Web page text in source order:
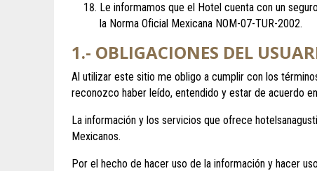
Le informamos que el Hotel cuenta con un
la Norma Oficial Mexicana NOM-07-TUR-2002.
1.- OBLIGACIONES DEL
Al utilizar este sitio me obligo a cumplir con los
reconozco haber leído, entendido y estar de acuerdo
La información y los servicios que ofrece
Mexicanos.
Por el hecho de hacer uso de la información y hacer